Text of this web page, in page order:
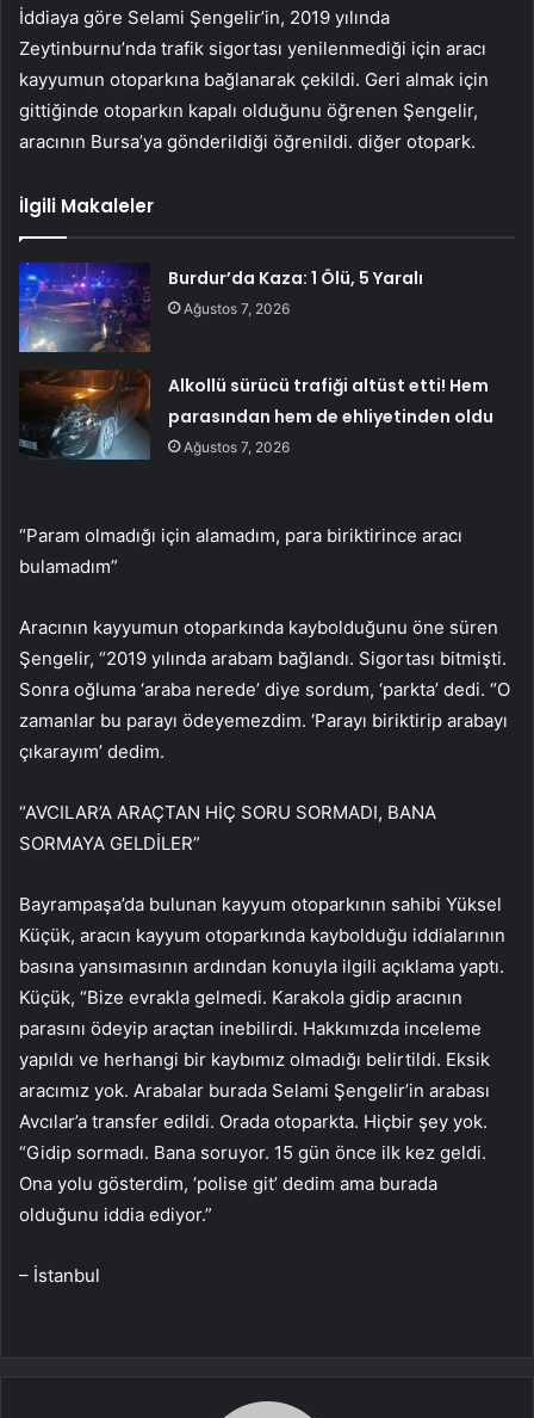
İddiaya göre Selami Şengelir’in, 2019 yılında
Zeytinburnu’nda trafik sigortası yenilenmediği için aracı
kayyumun otoparkına bağlanarak çekildi. Geri almak için
gittiğinde otoparkın kapalı olduğunu öğrenen Şengelir,
aracının Bursa’ya gönderildiği öğrenildi. diğer otopark.
İlgili Makaleler
Burdur’da Kaza: 1 Ölü, 5 Yaralı
Ağustos 7, 2026
Alkollü sürücü trafiği altüst etti! Hem
parasından hem de ehliyetinden oldu
Ağustos 7, 2026
“Param olmadığı için alamadım, para biriktirince aracı
bulamadım”
Aracının kayyumun otoparkında kaybolduğunu öne süren
Şengelir, “2019 yılında arabam bağlandı. Sigortası bitmişti.
Sonra oğluma ‘araba nerede’ diye sordum, ‘parkta’ dedi. “O
zamanlar bu parayı ödeyemezdim. ‘Parayı biriktirip arabayı
çıkarayım’ dedim.
“AVCILAR’A ARAÇTAN HİÇ SORU SORMADI, BANA
SORMAYA GELDİLER”
Bayrampaşa’da bulunan kayyum otoparkının sahibi Yüksel
Küçük, aracın kayyum otoparkında kaybolduğu iddialarının
basına yansımasının ardından konuyla ilgili açıklama yaptı.
Küçük, “Bize evrakla gelmedi. Karakola gidip aracının
parasını ödeyip araçtan inebilirdi. Hakkımızda inceleme
yapıldı ve herhangi bir kaybımız olmadığı belirtildi. Eksik
aracımız yok. Arabalar burada Selami Şengelir’in arabası
Avcılar’a transfer edildi. Orada otoparkta. Hiçbir şey yok.
“Gidip sormadı. Bana soruyor. 15 gün önce ilk kez geldi.
Ona yolu gösterdim, ‘polise git’ dedim ama burada
olduğunu iddia ediyor.”
– İstanbul